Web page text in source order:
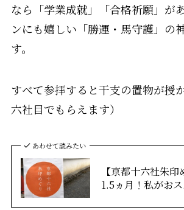
なら「学業成就」「合格祈願」が
ンにも嬉しい「勝運・馬守護」の
す。
すべて参拝すると干支の置物が授
六社目でもらえます）
あわせて読みたい
【京都十六社朱
1.5ヵ月！私がお